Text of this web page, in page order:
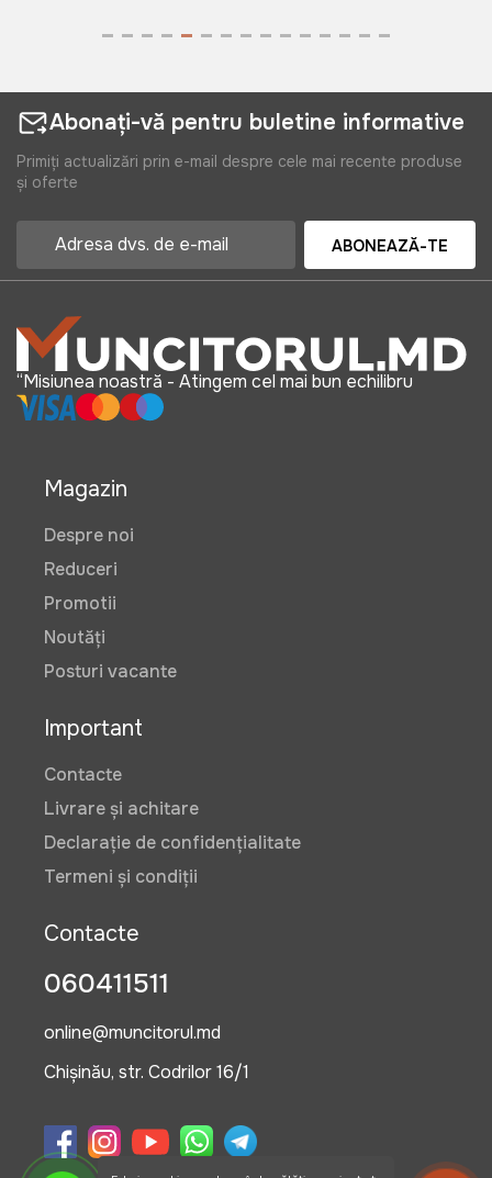
Abonați-vă pentru buletine informative
Primiți actualizări prin e-mail despre cele mai recente produse
și oferte
ABONEAZĂ-TE
“Misiunea noastră - Atingem cel mai bun echilibru
Magazin
Despre noi
Reduceri
Promotii
Noutăți
Posturi vacante
Important
Contacte
Livrare și achitare
Declarație de confidențialitate
Termeni și condiții
Contacte
060411511
online@muncitorul.md
Chișinău, str. Codrilor 16/1